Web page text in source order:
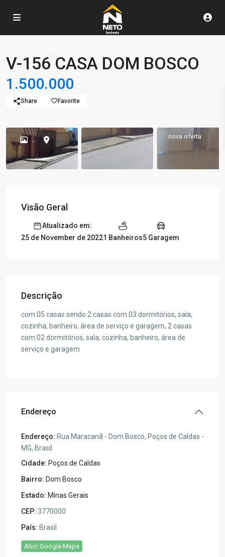
V-156 CASA DOM BOSCO
1.500.000
Share Favorite
nova oferta
Visão Geral
Atualizado em:
25 de November de 20221 Banheiros5 Garagem
Descrição
com 05 casas sendo 2 casas com 03 dormitórios, sala,
cozinha, banheiro, área de serviço e garagem, 2 casas
com 02 dormitórios, sala, cozinha, banheiro, área de
serviço e garagem
Endereço
Endereço: Rua Maracanã - Dom Bosco, Poços de Caldas -
MG, Brasil
Cidade: Poços de Caldas
Bairro: Dom Bosco
Estado: Minas Gerais
CEP: 3770000
País: Brasil
Abrir Google Maps